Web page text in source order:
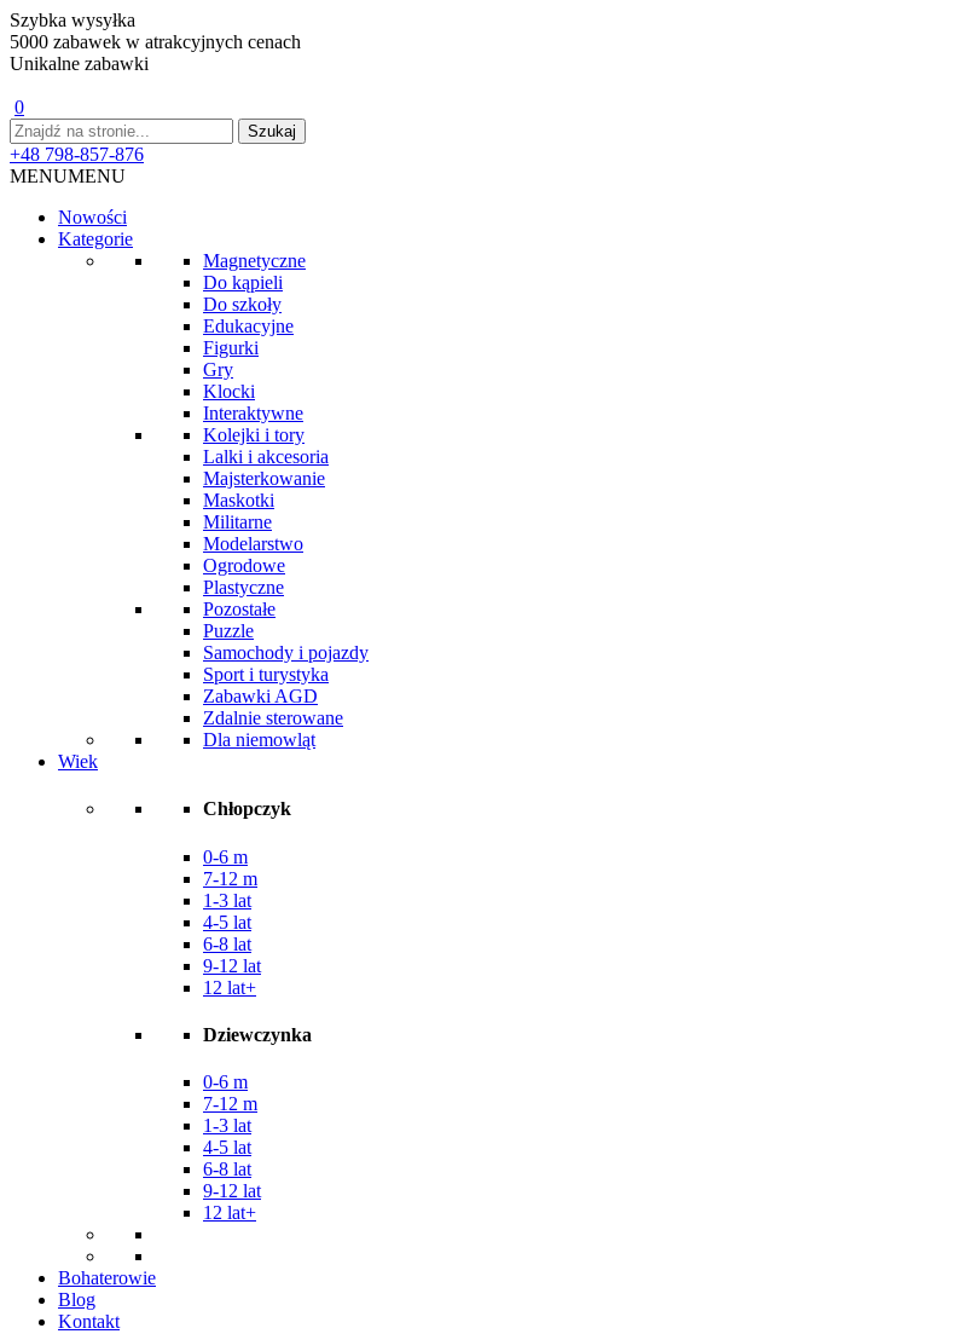
Szybka wysyłka
5000 zabawek w atrakcyjnych cenach
Unikalne zabawki
0
+48 798-857-876
MENUMENU
Nowości
Kategorie
Magnetyczne
Do kąpieli
Do szkoły
Edukacyjne
Figurki
Gry
Klocki
Interaktywne
Kolejki i tory
Lalki i akcesoria
Majsterkowanie
Maskotki
Militarne
Modelarstwo
Ogrodowe
Plastyczne
Pozostałe
Puzzle
Samochody i pojazdy
Sport i turystyka
Zabawki AGD
Zdalnie sterowane
Dla niemowląt
Wiek
Chłopczyk
0-6 m
7-12 m
1-3 lat
4-5 lat
6-8 lat
9-12 lat
12 lat+
Dziewczynka
0-6 m
7-12 m
1-3 lat
4-5 lat
6-8 lat
9-12 lat
12 lat+
Bohaterowie
Blog
Kontakt